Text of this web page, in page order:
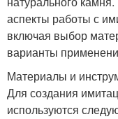
аспекты работы с
включая выбор
варианты
Материалы и
Для создания
используются